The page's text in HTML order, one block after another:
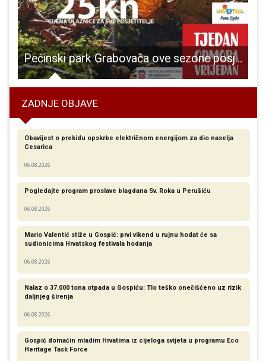
Pećinski park Grabovača ove sezone posjetilo 85% više domaćih gostiju nego lani
ZADNJE OBJAVE
Obavijest o prekidu opskrbe električnom energijom za dio naselja
Cesarica
06.08.2026
Pogledajte program proslave blagdana Sv. Roka u Perušiću
06.08.2026
Mario Valentić stiže u Gospić: prvi vikend u rujnu hodat će sa
sudionicima Hrvatskog festivala hodanja
06.08.2026
Nalaz o 37.000 tona otpada u Gospiću: Tlo teško onečišćeno uz rizik
daljnjeg širenja
06.08.2026
Gospić domaćin mladim Hrvatima iz cijeloga svijeta u programu Eco
Heritage Task Force